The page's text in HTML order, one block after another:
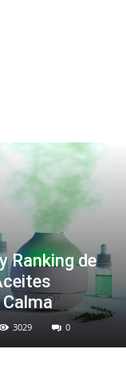
Ranking de
3029 0